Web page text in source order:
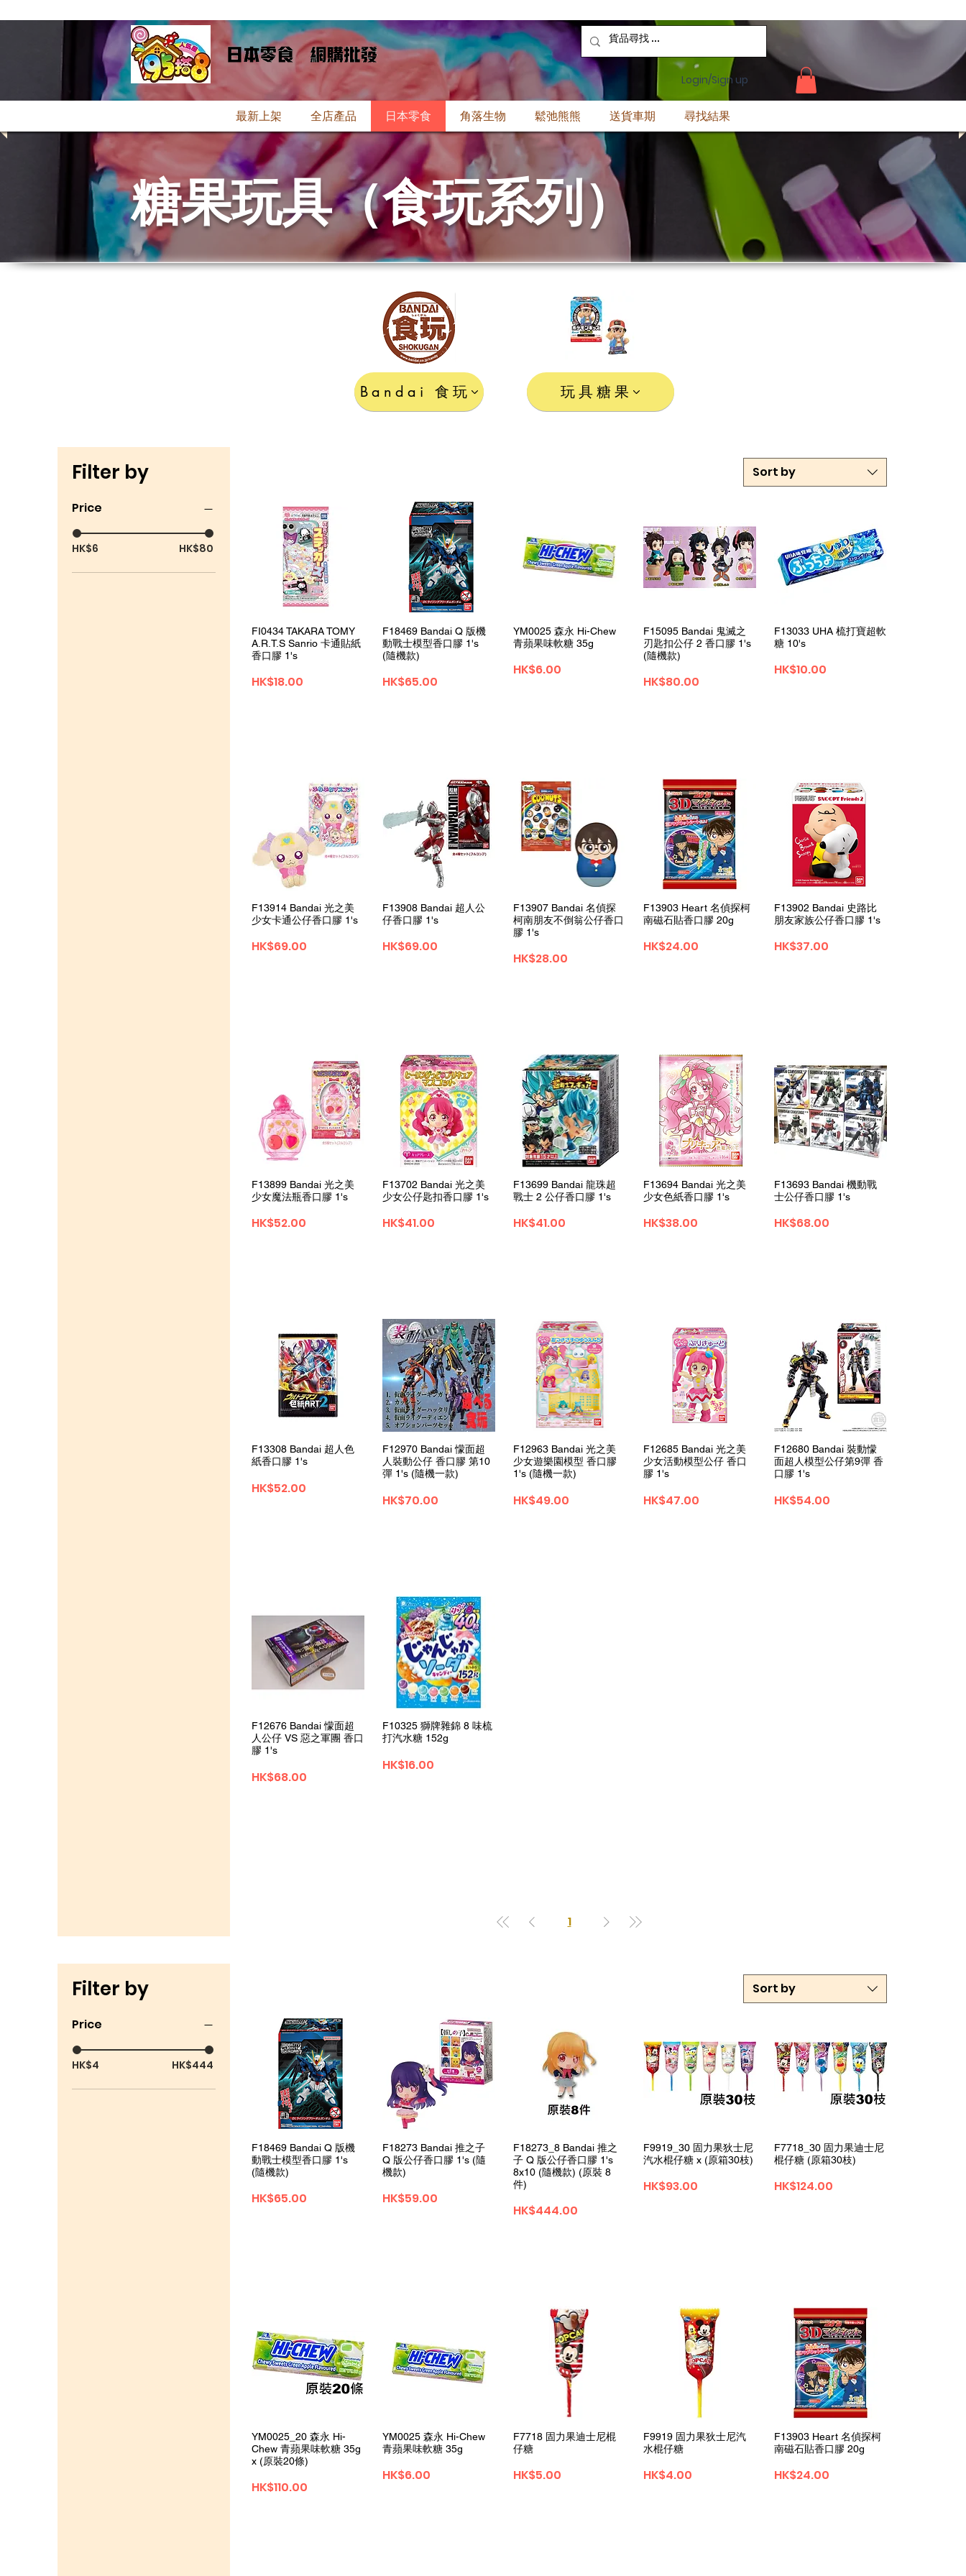
Login/Sign up
最新上架 全店產品 日本零食 角落生物 鬆弛熊熊 送貨車期 尋找結果
Bandai 食玩 玩具糖果
Filter by
Price
HK$6 HK$80
Sort by
Quick View
FI0434 TAKARA TOMY
A.R.T.S Sanrio 卡通貼紙
香口膠 1's
Price
HK$18.00
Quick View
F18469 Bandai Q 版機
動戰士模型香口膠 1's
(隨機款)
Price
HK$65.00
Quick View
YM0025 森永 Hi-Chew
青蘋果味軟糖 35g
Price
HK$6.00
Quick View
F15095 Bandai 鬼滅之
刃匙扣公仔 2 香口膠 1's
(隨機款)
Price
HK$80.00
Quick View
F13033 UHA 梳打寶超軟
糖 10's
Price
HK$10.00
Quick View
F13914 Bandai 光之美
少女卡通公仔香口膠 1's
Price
HK$69.00
Quick View
F13908 Bandai 超人公
仔香口膠 1's
Price
HK$69.00
Quick View
F13907 Bandai 名偵探
柯南朋友不倒翁公仔香口
膠 1's
Price
HK$28.00
Quick View
F13903 Heart 名偵探柯
南磁石貼香口膠 20g
Price
HK$24.00
Quick View
F13902 Bandai 史路比
朋友家族公仔香口膠 1's
Price
HK$37.00
Quick View
F13899 Bandai 光之美
少女魔法瓶香口膠 1's
Price
HK$52.00
Quick View
F13702 Bandai 光之美
少女公仔匙扣香口膠 1's
Price
HK$41.00
Quick View
F13699 Bandai 龍珠超
戰士 2 公仔香口膠 1's
Price
HK$41.00
Quick View
F13694 Bandai 光之美
少女色紙香口膠 1's
Price
HK$38.00
Quick View
F13693 Bandai 機動戰
士公仔香口膠 1's
Price
HK$68.00
Quick View
F13308 Bandai 超人色
紙香口膠 1's
Price
HK$52.00
Quick View
F12970 Bandai 懞面超
人裝動公仔 香口膠 第10
彈 1's (隨機一款)
Price
HK$70.00
Quick View
F12963 Bandai 光之美
少女遊樂園模型 香口膠
1's (隨機一款)
Price
HK$49.00
Quick View
F12685 Bandai 光之美
少女活動模型公仔 香口
膠 1's
Price
HK$47.00
Quick View
F12680 Bandai 裝動懞
面超人模型公仔第9彈 香
口膠 1's
Price
HK$54.00
Quick View
F12676 Bandai 懞面超
人公仔 VS 惡之軍團 香口
膠 1's
Price
HK$68.00
Quick View
F10325 獅牌雜錦 8 味梳
打汽水糖 152g
Price
HK$16.00
1
Filter by
Price
HK$4 HK$444
Sort by
Quick View
F18469 Bandai Q 版機
動戰士模型香口膠 1's
(隨機款)
Price
HK$65.00
Quick View
F18273 Bandai 推之子
Q 版公仔香口膠 1's (隨
機款)
Price
HK$59.00
Quick View
F18273_8 Bandai 推之
子 Q 版公仔香口膠 1's
8x10 (隨機款) (原裝 8
件)
Price
HK$444.00
Quick View
F9919_30 固力果狄士尼
汽水棍仔糖 x (原箱30枝)
Price
HK$93.00
Quick View
F7718_30 固力果迪士尼
棍仔糖 (原箱30枝)
Price
HK$124.00
Quick View
YM0025_20 森永 Hi-
Chew 青蘋果味軟糖 35g
x (原裝20條)
Price
HK$110.00
Quick View
YM0025 森永 Hi-Chew
青蘋果味軟糖 35g
Price
HK$6.00
Quick View
F7718 固力果迪士尼棍
仔糖
Price
HK$5.00
Quick View
F9919 固力果狄士尼汽
水棍仔糖
Price
HK$4.00
Quick View
F13903 Heart 名偵探柯
南磁石貼香口膠 20g
Price
HK$24.00
糖果玩具（食玩系列）